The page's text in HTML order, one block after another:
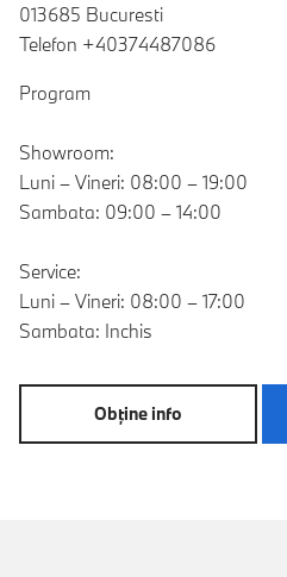
013685 Bucuresti
Telefon +40374487086
Program
Showroom:
Luni – Vineri: 08:00 – 19:00
Sambata: 09:00 – 14:00
Service:
Luni – Vineri: 08:00 – 17:00
Sambata: Inchis
Obţine info